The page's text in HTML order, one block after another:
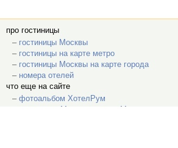
про гостиницы
– гостиницы Москвы
– гостиницы на карте метро
– гостиницы Москвы на карте города
– номера отелей
что еще на сайте
– фотоальбом ХотелРум
рестораны Макдональдс в Москве